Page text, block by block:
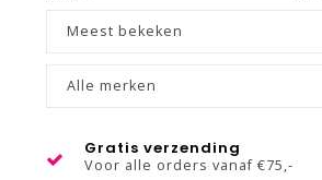
Meest bekeken
Alle merken
Gratis verzending
Voor alle orders vanaf €75,-